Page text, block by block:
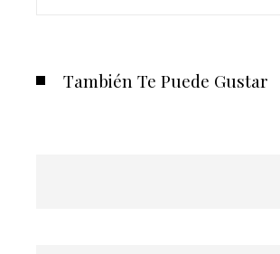
También Te Puede Gustar